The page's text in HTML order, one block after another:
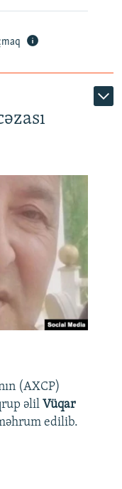
(AXCP)
əlil Vüqar
edilib.